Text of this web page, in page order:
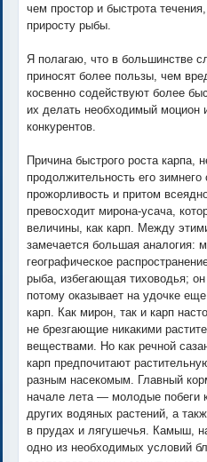
чем простор и быстрота
приросту рыбы.
Я полагаю, что в большинстве
приносят более пользы, чем
косвенно содействуют более
их делать необходимый моцион
конкурентов.
Причина быстрого роста карпа,
продолжительность его
прожорливость и притом
превосходит мирона-усача,
величины, как карп. Между
замечается большая аналогия:
географическое
рыба, избегающая тиховодья;
потому оказывает на удочке
карп. Как мирон, так и карп
не брезгающие никакими
веществами. Но как речной
карп предпочитают
разным насекомым. Главный
начале лета — молодые побеги
других водяных растений, а
в прудах и лягушечья. Камыш,
одно из необходимых условий